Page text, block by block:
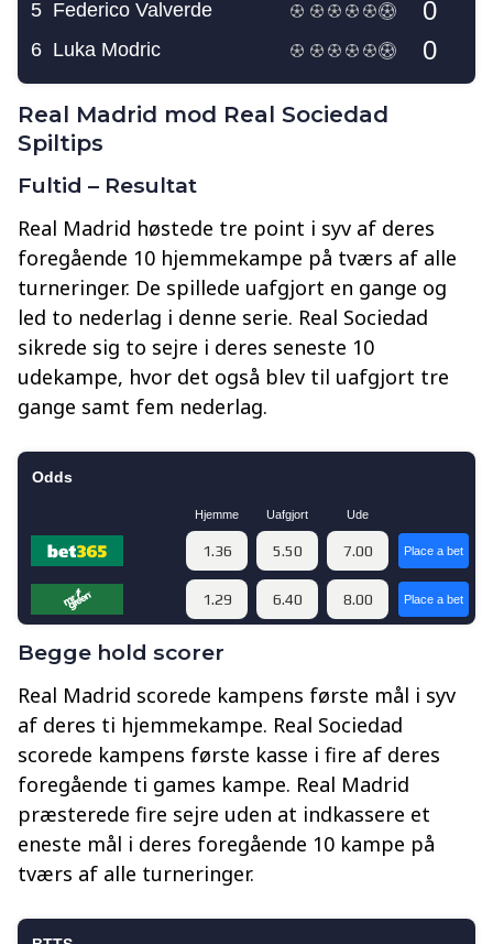
Real Madrid mod Real Sociedad
Spiltips
Fultid – Resultat
Real Madrid høstede tre point i syv af deres
foregående 10 hjemmekampe på tværs af alle
turneringer. De spillede uafgjort en gange og
led to nederlag i denne serie. Real Sociedad
sikrede sig to sejre i deres seneste 10
udekampe, hvor det også blev til uafgjort tre
gange samt fem nederlag.
Begge hold scorer
Real Madrid scorede kampens første mål i syv
af deres ti hjemmekampe. Real Sociedad
scorede kampens første kasse i fire af deres
foregående ti games kampe. Real Madrid
præsterede fire sejre uden at indkassere et
eneste mål i deres foregående 10 kampe på
tværs af alle turneringer.